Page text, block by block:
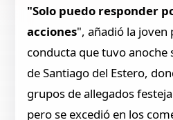
"Solo puedo responder
acciones", añadió la joven
conducta que tuvo anoche
de Santiago del Estero,
grupos de allegados
pero se excedió en los